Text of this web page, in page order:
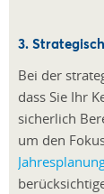
3.
Bei der
dass Sie Ihr
sicherlich
um den